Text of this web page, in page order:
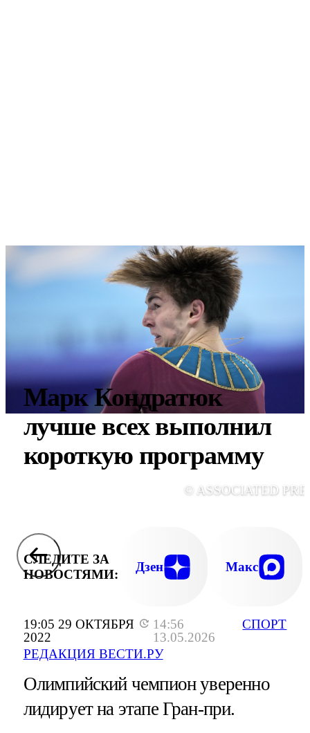
19:05 29 ОКТЯБРЯ
2022
14:56
13.05.2026
РЕДАКЦИЯ ВЕСТИ.РУ
СПОРТ
Марк Кондратюк
лучше всех выполнил
короткую программу
© ASSOCIATED
СЛЕДИТЕ ЗА
НОВОСТЯМИ:
Дзен Макс
Олимпийский чемпион уверенно
лидирует на этапе Гран-при.